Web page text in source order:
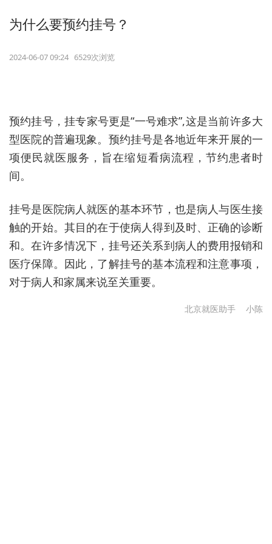
为什么要预约挂号？
2024-06-07 09:24 6529次浏览
预约挂号，挂专家号更是“一号难求”,这是当前许多大
型医院的普遍现象。预约挂号是各地近年来开展的一
项便民就医服务，旨在缩短看病流程，节约患者时
间。
挂号是医院病人就医的基本环节，也是病人与医生接
触的开始。其目的在于使病人得到及时、正确的诊断
和。在许多情况下，挂号还关系到病人的费用报销和
医疗保障。因此，了解挂号的基本流程和注意事项，
对于病人和家属来说至关重要。
北京就医助手 小陈